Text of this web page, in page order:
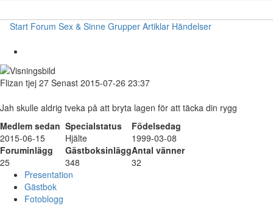
Start Forum Sex & Sinne Grupper Artiklar Händelser
Flizan tjej 27 Senast 2015-07-26 23:37
Jah skulle aldrig tveka på att bryta lagen för att täcka din rygg
Medlem sedan Specialstatus
Födelsedag
2015-06-15
Hjälte
1999-03-08
Foruminlägg
GästboksinläggAntal vänner
25
348
32
Presentation
Gästbok
Fotoblogg